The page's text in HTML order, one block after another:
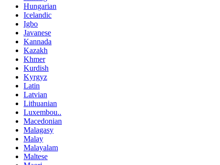
Hungarian
Icelandic
Igbo
Javanese
Kannada
Kazakh
Khmer
Kurdish
Kyrgyz
Latin
Latvian
Lithuanian
Luxembou..
Macedonian
Malagasy
Malay
Malayalam
Maltese